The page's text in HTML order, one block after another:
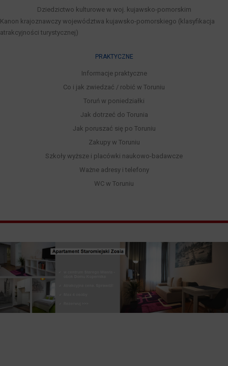
Dziedzictwo kulturowe w woj. kujawsko-pomorskim
Kanon krajoznawczy województwa kujawsko-pomorskiego (klasyfikacja
atrakcyjności turystycznej)
PRAKTYCZNE
Informacje praktyczne
Co i jak zwiedzać / robić w Toruniu
Toruń w poniedziałki
Jak dotrzeć do Torunia
Jak poruszać się po Toruniu
Zakupy w Toruniu
Szkoły wyższe i placówki naukowo-badawcze
Ważne adresy i telefony
WC w Toruniu